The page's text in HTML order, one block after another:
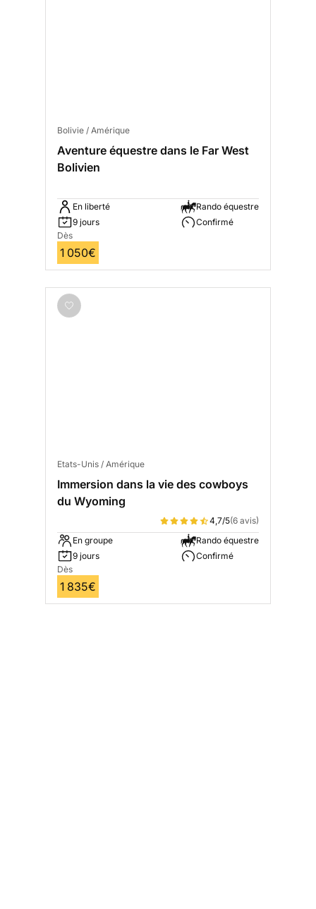
Bolivie / Amérique
Aventure équestre dans le Far West
Bolivien
En liberté
9 jours
Rando équestre
Confirmé
Dès
1 050€
Etats-Unis / Amérique
Immersion dans la vie des cowboys
du Wyoming
4,7/5(6 avis)
En groupe
9 jours
Rando équestre
Confirmé
Dès
1 835€